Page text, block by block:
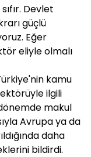
Devlet
güçlü
Eğer
eliyle olmalı
kamu
ilgili
makul
Avrupa ya da
daha
bildirdi.